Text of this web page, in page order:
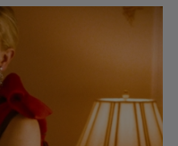
în a doua